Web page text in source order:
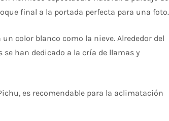
final a la portada perfecta para una foto.
color blanco como la nieve. Alrededor del
han dedicado a la cría de llamas y
es recomendable para la aclimatación